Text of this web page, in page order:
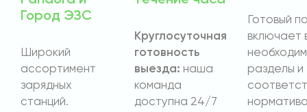
Город ЭЗС
Широкий
ассортимент
зарядных
станций.
Круглосуточная
готовность
выезда: наша
команда
доступна 24/7
Готовый
включает
разделы и